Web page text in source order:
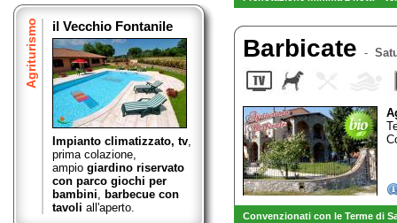
Agriturismo il Vecchio Fontanile
Impianto climatizzato, tv,
prima colazione,
ampio giardino riservato
con parco giochi per
bambini, barbecue con
tavoli all'aperto.
Barbicate -
Convenzionati con le Terme di